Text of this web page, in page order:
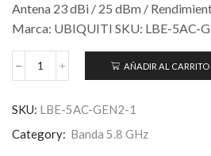
Antena 23 dBi / 25 dBm /
Marca: UBIQUITI SKU: LBE-5AC-
AÑADIR AL CARRITO
SKU: LBE-5AC-GEN2-1
Category: Banda 5.8 GHz